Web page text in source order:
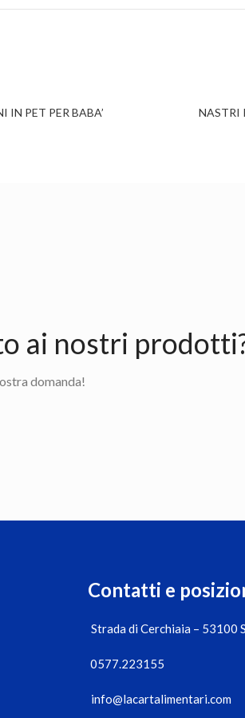
IN PET PER BABA’ NASTRI
ai nostri
domanda!
Contatti e
Strada di Cerchiaia – 53100
0577.223155
info@lacartalimentari.com